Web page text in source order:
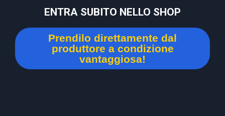
ENTRA SUBITO NELLO SHOP
Prendilo direttamente dal
produttore a condizione
vantaggiosa!